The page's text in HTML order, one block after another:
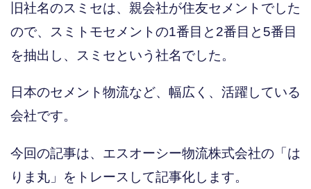
旧社名のスミセは、親会社が住友セメントでした
ので、スミトモセメントの1番目と2番目と5番目
を抽出し、スミセという社名でした。
日本のセメント物流など、幅広く、活躍している
会社です。
今回の記事は、エスオーシー物流株式会社の「は
りま丸」をトレースして記事化します。